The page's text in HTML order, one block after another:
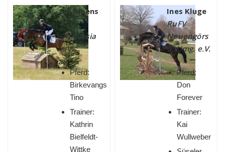
Lill Jebens
RTC
Ditmarsia
e.V.
Pferd:
Birkevangs
Tino
Trainer:
Kathrin
Bielfeldt-
Wittke
Ines Kluge
RuFV
Neuengörs
u. Umg. e.V.
Pferd:
Don
Forever
Trainer:
Kai
Wullweber